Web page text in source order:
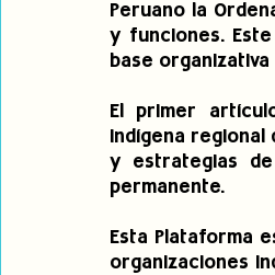
Peruano la
y funciones.
base organizativa
El primer
indígena regional
y estrategias
permanente.
Esta Plataforma
organizaciones